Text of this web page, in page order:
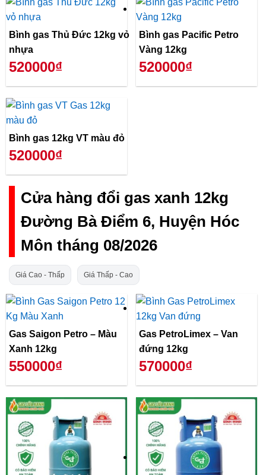
Bình gas Thủ Đức 12kg vỏ
nhựa
520000₫
Bình gas Pacific Petro
Vàng 12kg
520000₫
Bình gas 12kg VT màu đỏ
520000₫
Cửa hàng đổi gas xanh 12kg
Đường Bà Điểm 6, Huyện Hóc
Môn tháng 08/2026
Giá Cao - Thấp Giá Thấp - Cao
Gas Saigon Petro – Màu
Xanh 12kg
550000₫
Gas PetroLimex – Van
đứng 12kg
570000₫